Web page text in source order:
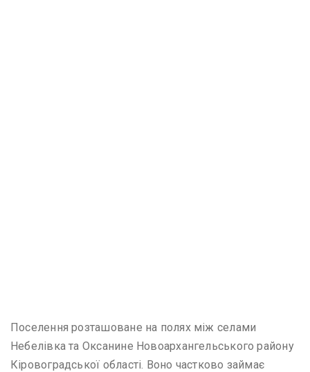
Поселення розташоване на полях між селами
Небелівка та Оксанине Новоархангельського району
Кіровоградської області. Воно частково займає